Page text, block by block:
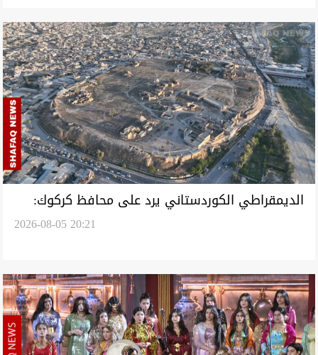
الديمقراطي الكوردستاني يرد على محافظ كركوك:
2026-08-05 20:21